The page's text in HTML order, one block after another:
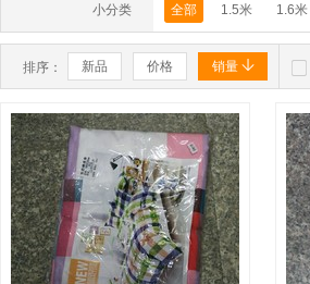
小分类 全部 1.5米 1.6米
排序： 新品 价格 销量  